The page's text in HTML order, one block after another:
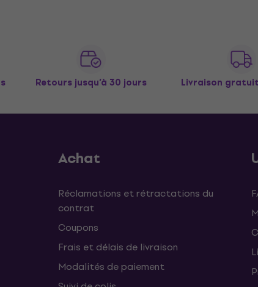
Retours jusqu’à 30 jours Livraison
Achat
Réclamations et rétractations du
contrat
Coupons
Frais et délais de livraison
Modalités de paiement